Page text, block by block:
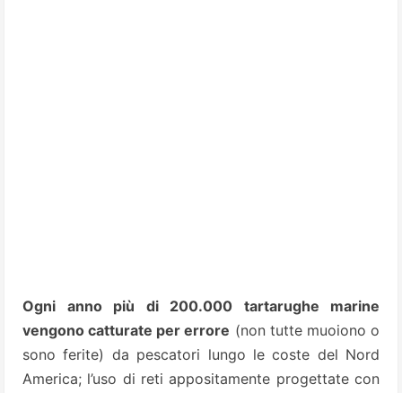
Ogni anno più di 200.000 tartarughe marine
vengono catturate per errore (non tutte muoiono o
sono ferite) da pescatori lungo le coste del Nord
America; l’uso di reti appositamente progettate con